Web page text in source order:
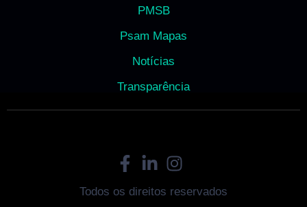
PMSB
Psam Mapas
Notícias
Transparência
Todos os direitos reservados